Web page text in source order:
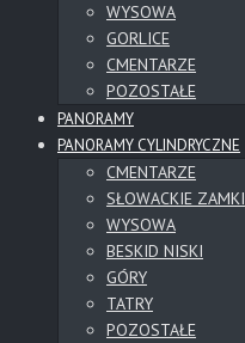
WYSOWA
GORLICE
CMENTARZE
POZOSTAŁE
PANORAMY
PANORAMY CYLINDRYCZNE
CMENTARZE
SŁOWACKIE ZAMKI
WYSOWA
BESKID NISKI
GÓRY
TATRY
POZOSTAŁE